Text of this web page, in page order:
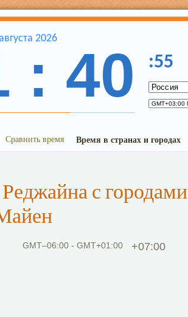
2026
: 40 :55
Сравнить время Время в странах и городах
с городами
+07:00
GMT–06:00 - GMT+01:00